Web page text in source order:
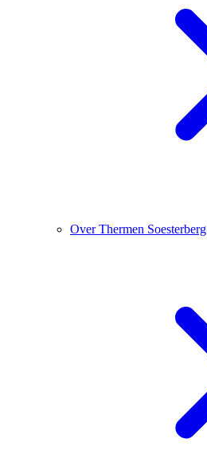
Over Thermen Soesterberg